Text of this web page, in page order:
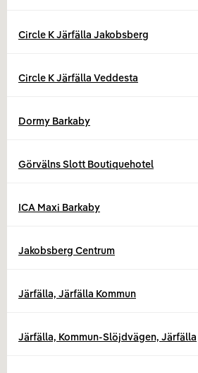
Circle K Järfälla Jakobsberg
Circle K Järfälla Veddesta
Dormy Barkaby
Görvälns Slott Boutiquehotel
ICA Maxi Barkaby
Jakobsberg Centrum
Järfälla, Järfälla Kommun
Järfälla, Kommun-Slöjdvägen, Järfälla